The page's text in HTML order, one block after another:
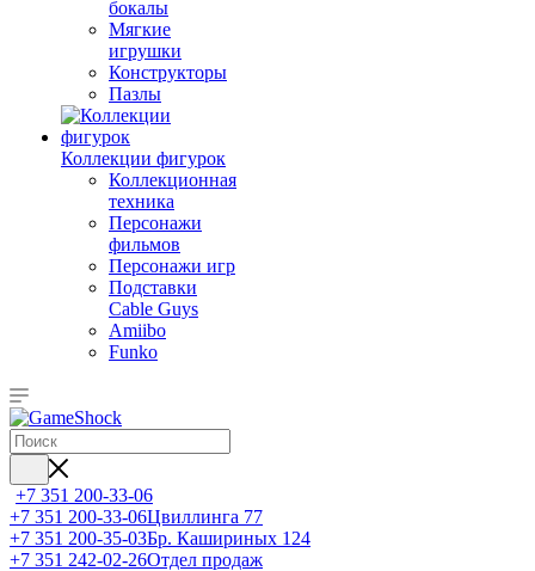
бокалы
Мягкие
игрушки
Конструкторы
Пазлы
Коллекции фигурок
Коллекционная
техника
Персонажи
фильмов
Персонажи игр
Подставки
Cable Guys
Amiibo
Funko
+7 351 200-33-06
+7 351 200-33-06Цвиллинга 77
+7 351 200-35-03Бр. Кашириных 124
+7 351 242-02-26Отдел продаж